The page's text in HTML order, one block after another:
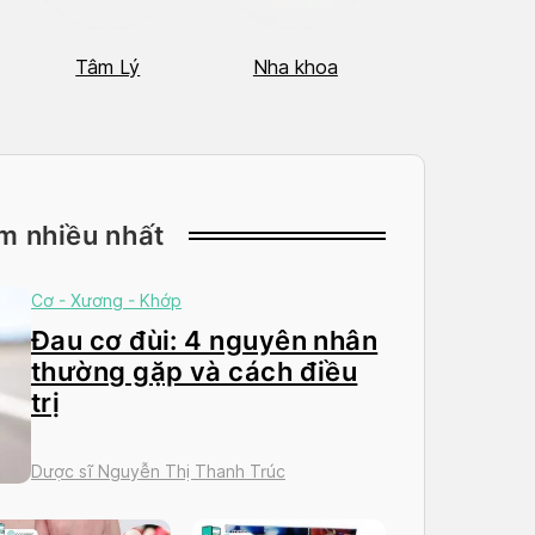
Tâm Lý Nha khoa
nhiều nhất
Cơ - Xương - Khớp
Đau cơ đùi: 4 nguyên nhân
thường gặp và cách điều
trị
Dược sĩ Nguyễn Thị Thanh Trúc